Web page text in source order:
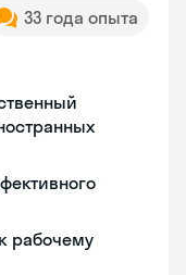
33 года опыта
рабочему